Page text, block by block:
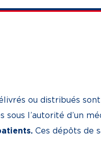
ou distribués
l’autorité d’un
Ces dépôts de